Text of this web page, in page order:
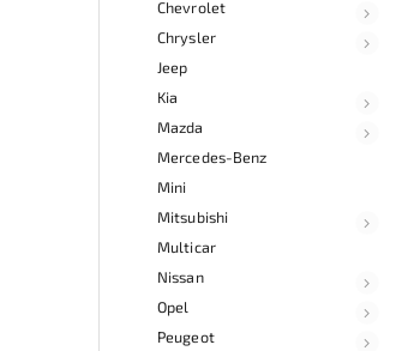
Chevrolet
Chrysler
Jeep
Kia
Mazda
Mercedes-Benz
Mini
Mitsubishi
Multicar
Nissan
Opel
Peugeot